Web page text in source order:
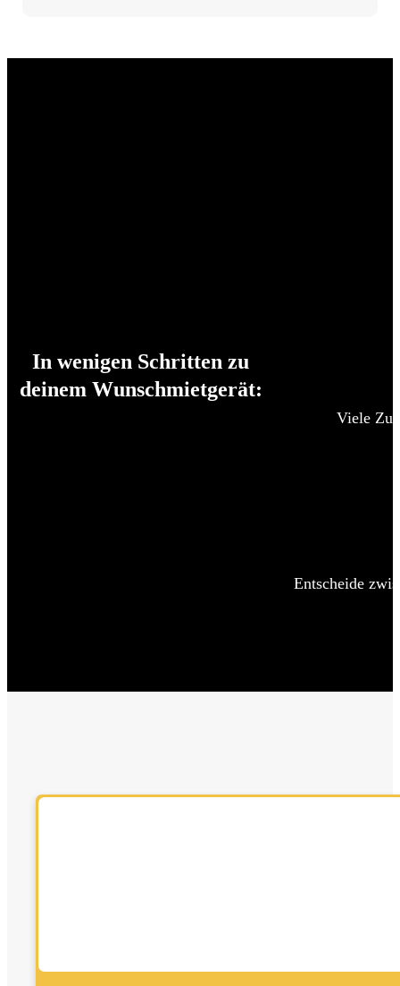
In wenigen Schritten zu
deinem Wunschmietgerät:
Viele
Entscheide